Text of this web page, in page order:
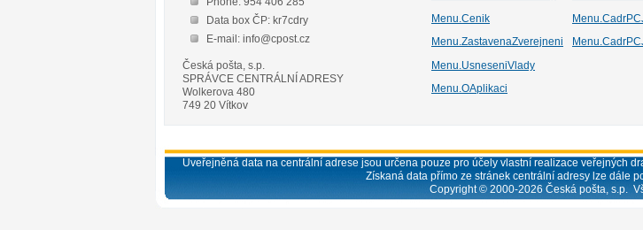
Data box ČP: kr7cdry
E-mail: info@cpost.cz
Česká pošta, s.p.
SPRÁVCE CENTRÁLNÍ ADRESY
Wolkerova 480
749 20 Vítkov
Menu.Cenik
Menu.ZastavenaZverejneni
Menu.UsneseniVlady
Menu.OAplikaci
Uveřejněná data na centrální adrese jsou určena pouze pro účely vlastní realizace veřejných
Získaná data přímo ze stránek centrální adresy lze dále
Copyright © 2000-2026 Česká pošta, s.p.